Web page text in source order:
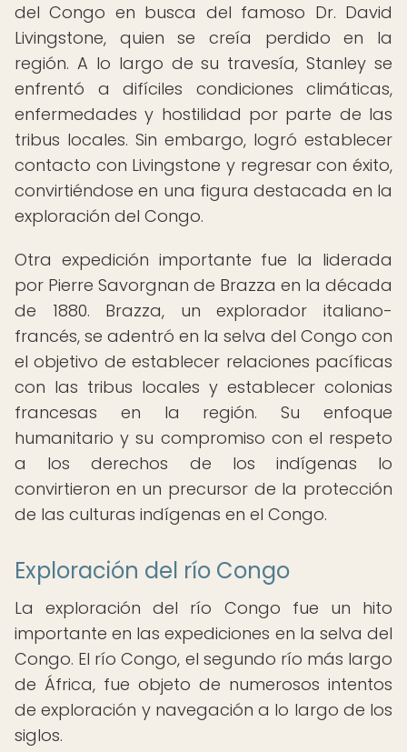
del Congo en busca del famoso Dr. David
Livingstone, quien se creía perdido en la
región. A lo largo de su travesía, Stanley se
enfrentó a difíciles condiciones climáticas,
enfermedades y hostilidad por parte de las
tribus locales. Sin embargo, logró establecer
contacto con Livingstone y regresar con éxito,
convirtiéndose en una figura destacada en la
exploración del Congo.
Otra expedición importante fue la liderada
por Pierre Savorgnan de Brazza en la década
de 1880. Brazza, un explorador italiano-
francés, se adentró en la selva del Congo con
el objetivo de establecer relaciones pacíficas
con las tribus locales y establecer colonias
francesas en la región. Su enfoque
humanitario y su compromiso con el respeto
a los derechos de los indígenas lo
convirtieron en un precursor de la protección
de las culturas indígenas en el Congo.
Exploración del río Congo
La exploración del río Congo fue un hito
importante en las expediciones en la selva del
Congo. El río Congo, el segundo río más largo
de África, fue objeto de numerosos intentos
de exploración y navegación a lo largo de los
siglos.